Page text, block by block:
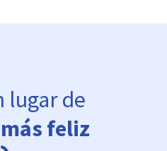
lugar de
más feliz